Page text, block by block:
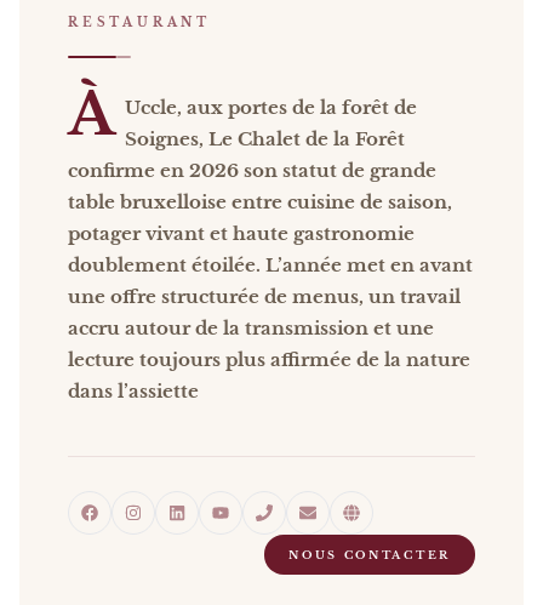
RESTAURANT
À Uccle, aux portes de la forêt de
Soignes, Le Chalet de la Forêt
confirme en 2026 son statut de grande
table bruxelloise entre cuisine de saison,
potager vivant et haute gastronomie
doublement étoilée. L’année met en avant
une offre structurée de menus, un travail
accru autour de la transmission et une
lecture toujours plus affirmée de la nature
dans l’assiette
NOUS CONTACTER